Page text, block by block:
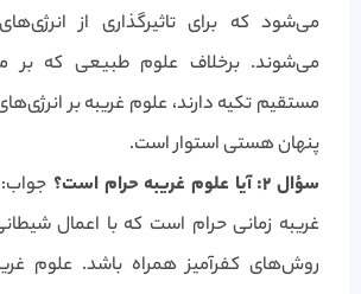
می‌شود که برای تاثیرگذاری از
می‌شوند. برخلاف علوم طبیعی که بر
مستقیم تکیه دارند، علوم غریبه بر
پنهان هستی استوار است.
سؤال ۲: آیا علوم غریبه حرام است؟
غریبه زمانی حرام است که با اعمال
روش‌های کفرآمیز همراه باشد. علوم